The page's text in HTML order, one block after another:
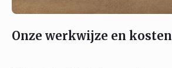
Onze werkwijze en kosten